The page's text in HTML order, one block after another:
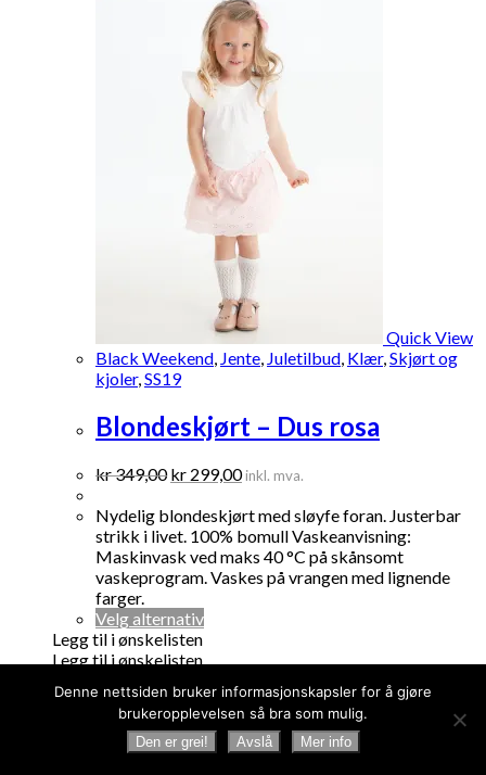
Quick View
Black Weekend Jente Juletilbud Klær, Skjørt og
kjoler, SS19
Blondeskjørt – Dus rosa
kr349,00 Opprinnelig
var:
kr 349,00.
kr 299,00Nåværende
er:
kr 299,00.
inkl. mva.
Nydelig blondeskjørt med sløyfe foran. Justerbar
strikk i livet. 100% bomull Vaskeanvisning:
Maskinvask ved maks 40 °C på skånsomt
vaskeprogram. Vaskes på vrangen med lignende
farger.
Velg alternativDette
varianter.
Alternativene
kan
Legg til i ønskelisten
Legg til i ønskelisten
Denne nettsiden bruker informasjonskapsler for å gjøre
brukeropplevelsen så bra som mulig.
Den er grei! Avslå Mer info